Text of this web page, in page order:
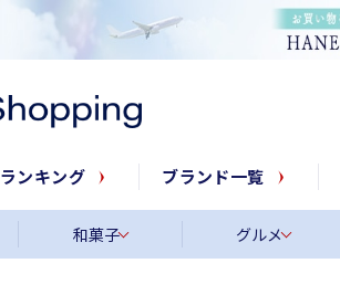
ランキング ブランド一覧
和菓子 グルメ